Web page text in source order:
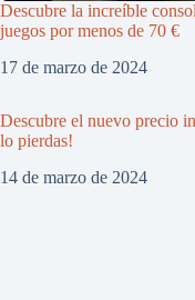
Descubre la increíble
juegos por menos de 70 €
17 de marzo de 2024
Descubre el nuevo precio
lo pierdas!
14 de marzo de 2024